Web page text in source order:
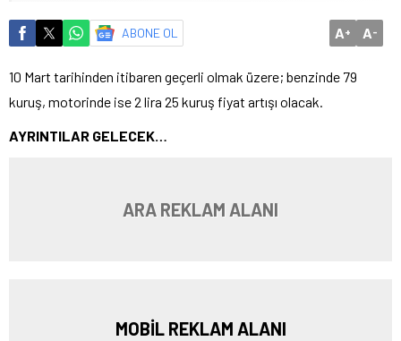
ABONE OL A+ A-
10 Mart tarihinden itibaren geçerli olmak üzere; benzinde 79
kuruş, motorinde ise 2 lira 25 kuruş fiyat artışı olacak.
AYRINTILAR GELECEK…
ARA REKLAM ALANI
MOBİL REKLAM ALANI